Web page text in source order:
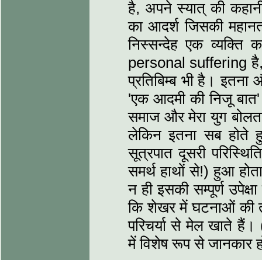
है, अपने स्यात् की
का आदर्श जिसकी
निस्सन्देह एक व्यक्ति
personal suffering है,
प्रतिबिम्ब भी है।
'एक आदमी की निजू
समाज और मेरा युग
लेकिन इतना सब होते
सूत्रपात दूसरी
समर्थ हाथों से!) हुआ
न ही इसकी सम्पूर्ण
कि शेखर में घटनाओं की
परिचर्या से मेल खाते
में विशेष रूप से जानकार